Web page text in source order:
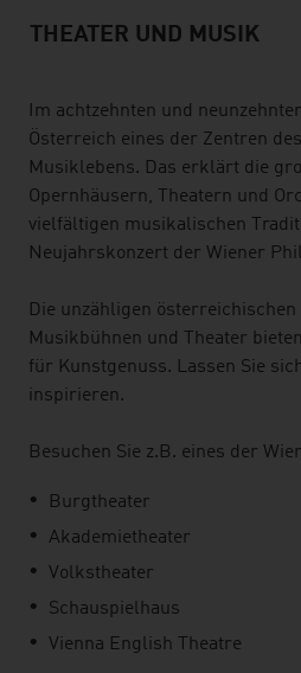
THEATER UND MUSIK
Im achtzehnten und
Österreich eines der Zentren
Musiklebens. Das erklärt die
Opernhäusern, Theatern und
vielfältigen musikalischen
Neujahrskonzert der Wiener
Die unzähligen österreichischen
Musikbühnen und Theater
für Kunstgenuss. Lassen Sie
inspirieren.
Besuchen Sie z.B. eines der
Burgtheater
Akademietheater
Volkstheater
Schauspielhaus
Vienna English Theatre